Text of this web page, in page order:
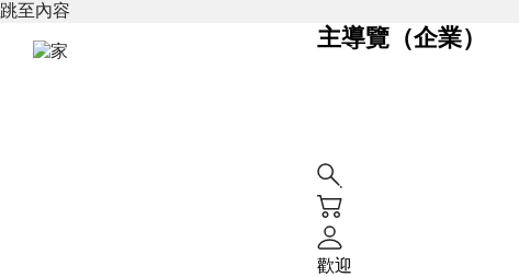
跳至內容
主導覽（企業）
歡迎